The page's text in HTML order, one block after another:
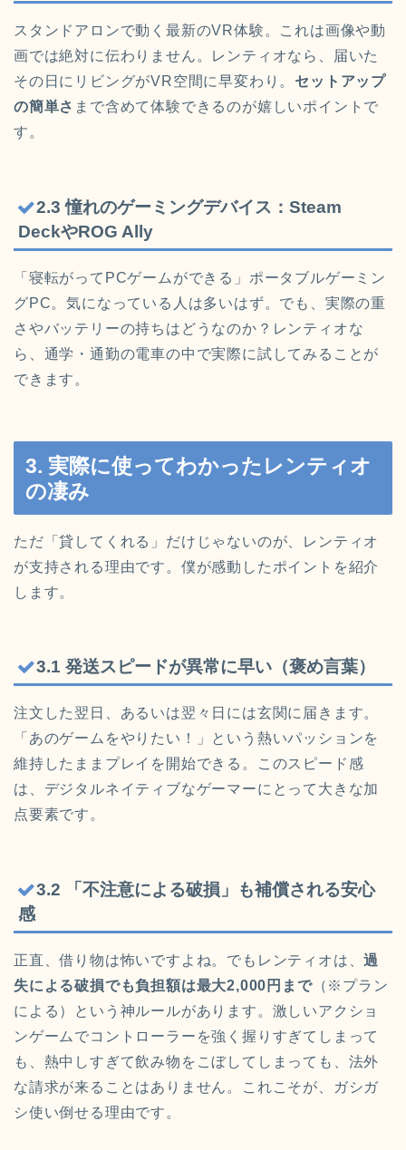
スタンドアロンで動く最新のVR体験。これは画像や動
画では絶対に伝わりません。レンティオなら、届いた
その日にリビングがVR空間に早変わり。 セットアップ
の簡単さ まで含めて体験できるのが嬉しいポイントで
す。
2.3 憧れのゲーミングデバイス：Steam
DeckやROG Ally
「寝転がってPCゲームができる」ポータブルゲーミン
グPC。気になっている人は多いはず。でも、実際の重
さやバッテリーの持ちはどうなのか？レンティオな
ら、通学・通勤の電車の中で実際に試してみることが
できます。
3. 実際に使ってわかったレンティオ
の凄み
ただ「貸してくれる」だけじゃないのが、レンティオ
が支持される理由です。僕が感動したポイントを紹介
します。
3.1 発送スピードが異常に早い（褒め言葉）
注文した翌日、あるいは翌々日には玄関に届きます。
「あのゲームをやりたい！」という熱いパッションを
維持したままプレイを開始できる。このスピード感
は、デジタルネイティブなゲーマーにとって大きな加
点要素です。
3.2 「不注意による破損」も補償される安心
感
正直、借り物は怖いですよね。でもレンティオは、過
失による破損でも負担額は最大2,000円まで（※プラン
による）という神ルールがあります。激しいアクショ
ンゲームでコントローラーを強く握りすぎてしまって
も、熱中しすぎて飲み物をこぼしてしまっても、法外
な請求が来ることはありません。これこそが、ガシガ
シ使い倒せる理由です。